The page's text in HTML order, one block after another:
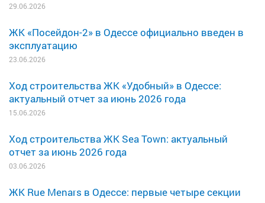
29.06.2026
ЖК «Посейдон-2» в Одессе официально введен в
эксплуатацию
23.06.2026
Ход строительства ЖК «Удобный» в Одессе:
актуальный отчет за июнь 2026 года
15.06.2026
Ход строительства ЖК Sea Town: актуальный
отчет за июнь 2026 года
03.06.2026
ЖК Rue Menars в Одессе: первые четыре секции